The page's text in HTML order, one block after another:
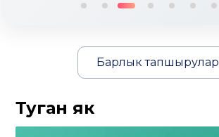
Барлык тапшырулар
Туган як